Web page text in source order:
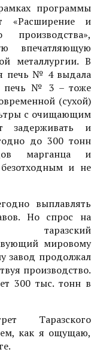
программы
«Расширение и
производства»,
впечатляющую
металлургии. В
печь № 4 выдала
печь № 3 – тоже
(сухой)
с очищающим
задерживать и
до 300 тонн
марганца и
и не
выплавлять
Но спрос на
таразский
мировому
завод продолжал
производство.
300 тыс. тонн в
Таразского
как я ощущаю,